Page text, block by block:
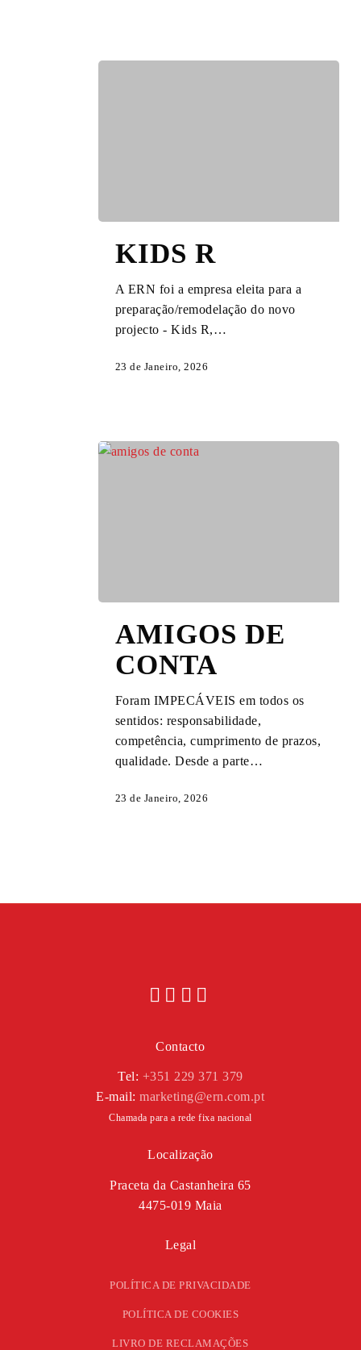
KIDS R
A ERN foi a empresa eleita para a
preparação/remodelação do novo
projecto - Kids R,…
23 de Janeiro, 2026
AMIGOS DE
CONTA
Foram IMPECÁVEIS em todos os
sentidos: responsabilidade,
competência, cumprimento de prazos,
qualidade. Desde a parte…
23 de Janeiro, 2026
Contacto
Tel: +351 229 371 379
E-mail:marketing@ern.com.pt
Chamada para a rede fixa nacional
Localização
Praceta da Castanheira 65
4475-019 Maia
Legal
POLÍTICA DE PRIVACIDADE
POLÍTICA DE COOKIES
LIVRO DE RECLAMAÇÕES